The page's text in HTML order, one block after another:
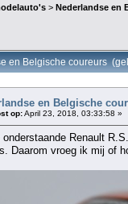
> Nederlandse en
en Belgische coureurs
en Belgische
op:April 23, 2018, 03:33:58 »
Renault
Daarom vroeg ik mij of